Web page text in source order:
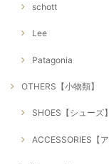
schott
Lee
Patagonia
OTHERS【小物類】
SHOES【シューズ】
ACCESSORIES【